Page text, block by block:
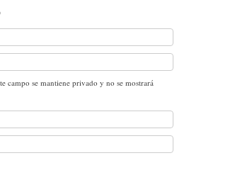
campo se mantiene privado y no se mostrará